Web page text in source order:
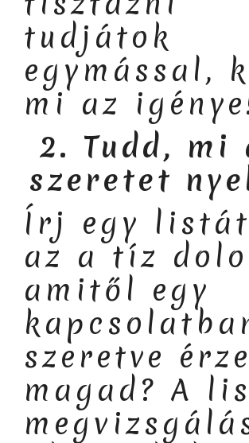
tudjátok
egymással,
mi az
2. Tudd, mi
szeretet
Írj egy
az a tíz
amitől egy
szeretve
magad? A